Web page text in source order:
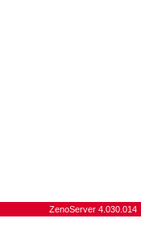
ZenoServer 4.030.014